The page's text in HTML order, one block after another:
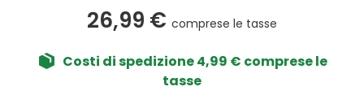
26,99 € comprese le tasse
Costi di spedizione 4,99 € comprese le
tasse